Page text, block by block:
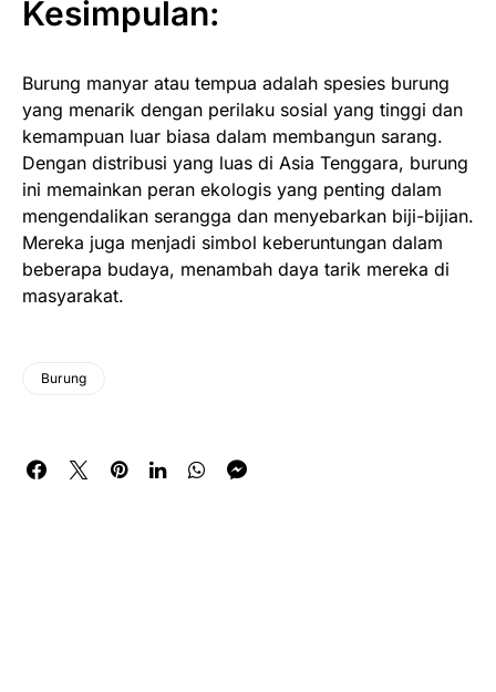
Kesimpulan:
Burung manyar atau tempua adalah spesies burung
yang menarik dengan perilaku sosial yang tinggi dan
kemampuan luar biasa dalam membangun sarang.
Dengan distribusi yang luas di Asia Tenggara, burung
ini memainkan peran ekologis yang penting dalam
mengendalikan serangga dan menyebarkan biji-bijian.
Mereka juga menjadi simbol keberuntungan dalam
beberapa budaya, menambah daya tarik mereka di
masyarakat.
Burung